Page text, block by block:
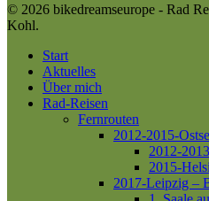
© 2026 bikedreamseurope - Rad
Kohl.
Close
Menu
Start
Aktuelles
Über mich
Rad-Reisen
Fernrouten
2012-2015-
2012-
2015-
2017-Leipzig –